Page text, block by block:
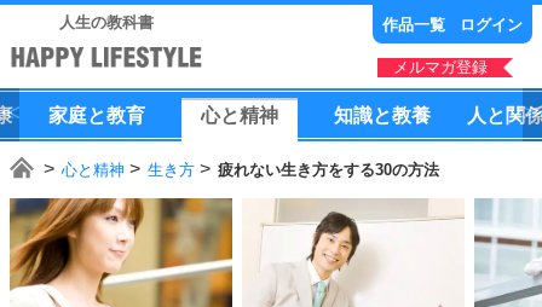
人生の教科書 作品一覧 ログイン
メルマガ登録
家庭と教育 心と精神 知識と教養 人 と 関
心と精神 生き方 疲れない生き方をする30の方法